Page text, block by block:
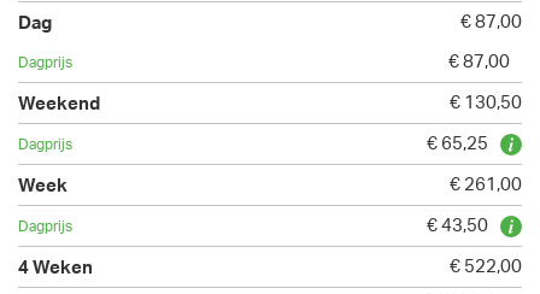
€ 87,00
€ 87,00
€ 130,50
€ 65,25
€ 261,00
€ 43,50
€ 522,00